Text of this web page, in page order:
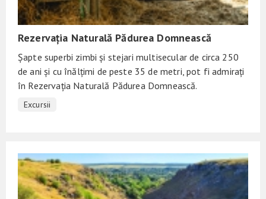
Rezervația Naturală Pădurea Domnească
Șapte superbi zimbi și stejari multisecular de circa 250
de ani și cu înălțimi de peste 35 de metri, pot fi admirați
în Rezervația Naturală Pădurea Domnească.
Excursii